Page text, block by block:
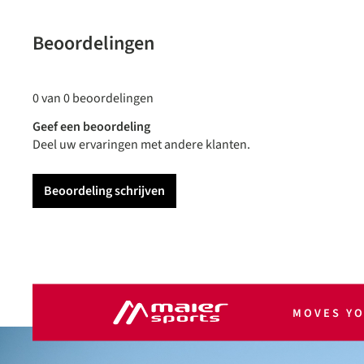
Beoordelingen
0 van 0 beoordelingen
Geef een beoordeling
Deel uw ervaringen met andere klanten.
Beoordeling schrijven
MOVES